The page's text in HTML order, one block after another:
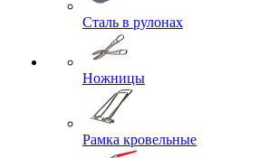
Сталь в рулонах
Ножницы
Рамка кровельные